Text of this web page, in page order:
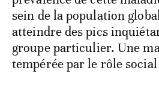
sein de la population
atteindre des pics
groupe particulier. Une
tempérée par le rôle